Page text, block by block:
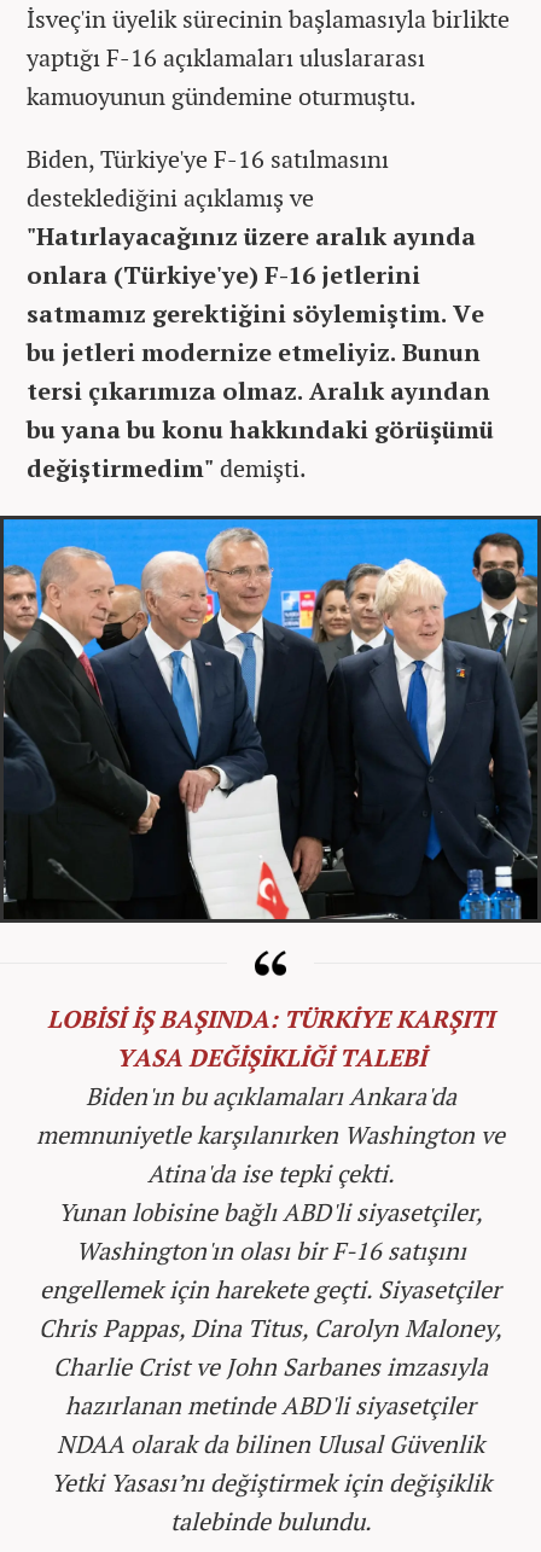
İsveç'in üyelik sürecinin başlamasıyla birlikte
yaptığı F-16 açıklamaları uluslararası
kamuoyunun gündemine oturmuştu.
Biden, Türkiye'ye F-16 satılmasını
desteklediğini açıklamış ve
"Hatırlayacağınız üzere aralık ayında
onlara (Türkiye'ye) F-16 jetlerini
satmamız gerektiğini söylemiştim. Ve
bu jetleri modernize etmeliyiz. Bunun
tersi çıkarımıza olmaz. Aralık ayından
bu yana bu konu hakkındaki görüşümü
değiştirmedim" demişti.
LOBİSİ İŞ BAŞINDA: TÜRKİYE KARŞITI
YASA DEĞİŞİKLİĞİ TALEBİ
Biden'ın bu açıklamaları Ankara'da
memnuniyetle karşılanırken Washington ve
Atina'da ise tepki çekti.
Yunan lobisine bağlı ABD'li siyasetçiler,
Washington'ın olası bir F-16 satışını
engellemek için harekete geçti. Siyasetçiler
Chris Pappas, Dina Titus, Carolyn Maloney,
Charlie Crist ve John Sarbanes imzasıyla
hazırlanan metinde ABD'li siyasetçiler
NDAA olarak da bilinen Ulusal Güvenlik
Yetki Yasası’nı değiştirmek için değişiklik
talebinde bulundu.